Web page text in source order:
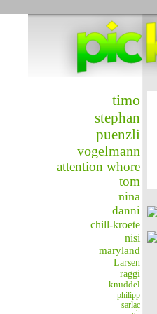
timo
stephan
puenzli
vogelmann
attention whore
tom
nina
danni
chill-kroete
nisi
maryland
Larsen
raggi
knuddel
philipp
sarlac